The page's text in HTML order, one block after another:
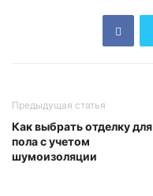
Предыдущая статья
Как выбрать отделку для
пола с учетом
шумоизоляции